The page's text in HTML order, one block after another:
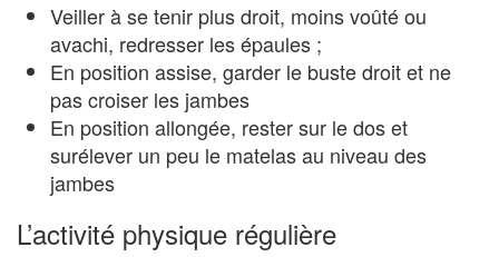
Veiller à se tenir plus droit, moins voûté ou
avachi, redresser les épaules ;
En position assise, garder le buste droit et ne
pas croiser les jambes
En position allongée, rester sur le dos et
surélever un peu le matelas au niveau des
jambes
L’activité physique régulière